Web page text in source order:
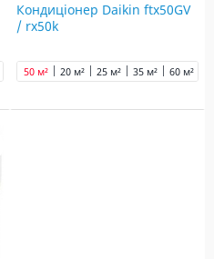
Кондиціонер Daikin ftx50GV
/ rx50k
20 м² 25 м² 35 м²
50 м² 60 м²